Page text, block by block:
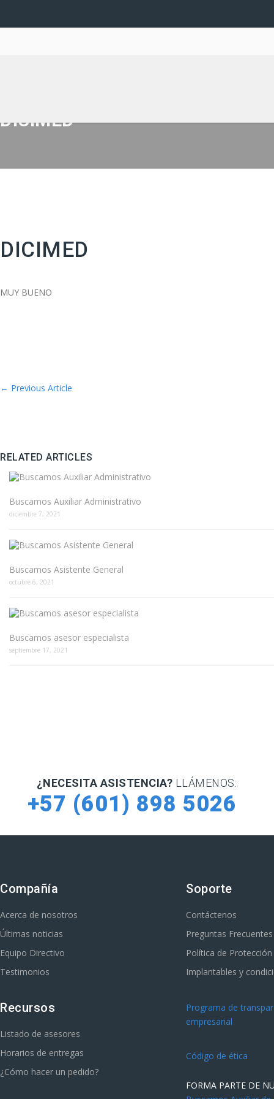
DICIMED
DICIMED
MUY BUENO
← Previous Article
RELATED ARTICLES
Buscamos Auxiliar Administrativo
diciembre 7, 2021
Buscamos Asistente General
octubre 6, 2021
Buscamos asesor especialista
septiembre 17, 2021
¿NECESITA ASISTENCIA? LLÁMENOS:
+57 (601) 898 5026
Compañía
Acerca de nosotros
Últimas noticias
Equipo Directivo
Testimonios
Recursos
Listado de asesores
Horarios de entregas
¿Cómo hacer un pedido?
Soporte
Contáctenos
Preguntas Frecuentes
Política de
Implantables y
Programa de
empresarial
Código de ética
FORMA PARTE DE